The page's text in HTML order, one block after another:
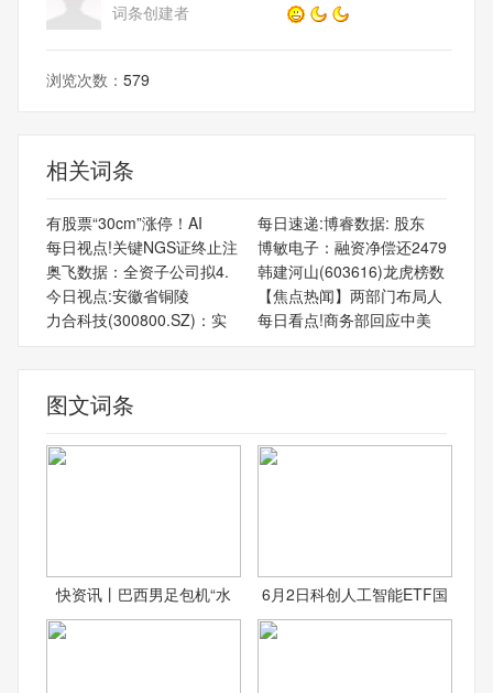
词条创建者
浏览次数： 579
相关词条
有股票“30cm”涨停！AI
每日速递:博睿数据: 股东
每日视点!关键NGS证终止注
博敏电子：融资净偿还2479
奥飞数据：全资子公司拟4.
韩建河山(603616)龙虎榜数
今日视点:‌安徽省‌铜陵
【焦点热闻】两部门布局人
力合科技(300800.SZ)：实
每日看点!商务部回应中美
图文词条
快资讯丨巴西男足包机“水 6月2日科创人工智能ETF国